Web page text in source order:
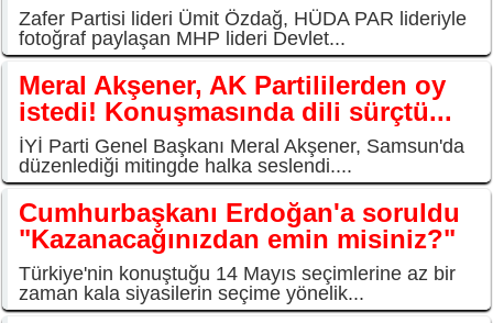
Zafer Partisi lideri Ümit Özdağ, HÜDA PAR lideriyle
fotoğraf paylaşan MHP lideri Devlet...
Meral Akşener, AK Partililerden oy
istedi! Konuşmasında dili sürçtü...
İYİ Parti Genel Başkanı Meral Akşener, Samsun'da
düzenlediği mitingde halka seslendi....
Cumhurbaşkanı Erdoğan'a soruldu
"Kazanacağınızdan emin misiniz?"
Türkiye'nin konuştuğu 14 Mayıs seçimlerine az bir
zaman kala siyasilerin seçime yönelik...